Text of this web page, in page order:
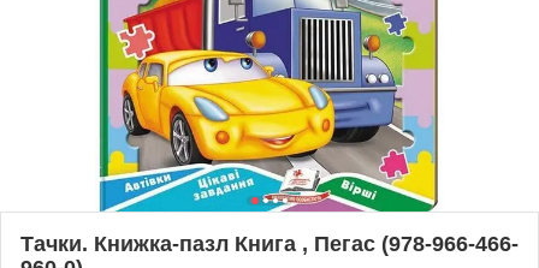
Тачки. Книжка-пазл Книга , Пегас (978-966-466-